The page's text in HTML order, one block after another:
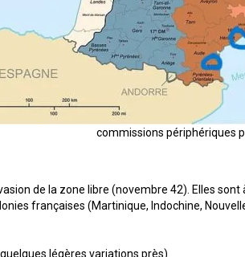
commissions périphériques
de la zone libre (novembre 42). Elles
françaises (Martinique, Indochine,
légères variations près)